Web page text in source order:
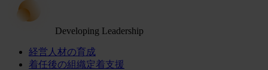
Developing Leadership
経営人材の育成
着任後の組織定着支援